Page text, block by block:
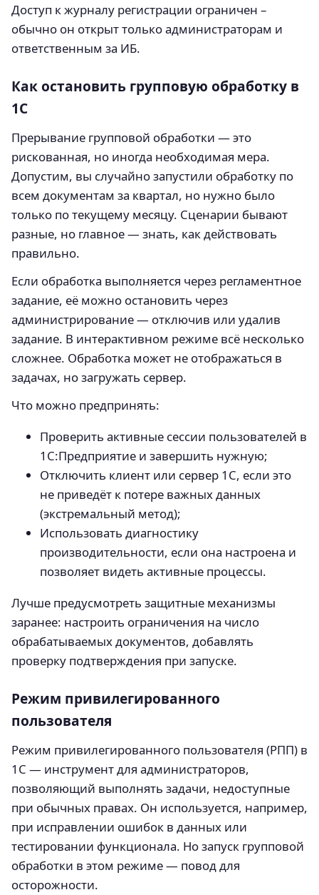
Доступ к журналу регистрации ограничен –
обычно он открыт только администраторам и
ответственным за ИБ.
Как остановить групповую обработку в
1С
Прерывание групповой обработки — это
рискованная, но иногда необходимая мера.
Допустим, вы случайно запустили обработку по
всем документам за квартал, но нужно было
только по текущему месяцу. Сценарии бывают
разные, но главное — знать, как действовать
правильно.
Если обработка выполняется через регламентное
задание, её можно остановить через
администрирование — отключив или удалив
задание. В интерактивном режиме всё несколько
сложнее. Обработка может не отображаться в
задачах, но загружать сервер.
Что можно предпринять:
Проверить активные сессии пользователей в
1С:Предприятие и завершить нужную;
Отключить клиент или сервер 1С, если это
не приведёт к потере важных данных
(экстремальный метод);
Использовать диагностику
производительности, если она настроена и
позволяет видеть активные процессы.
Лучше предусмотреть защитные механизмы
заранее: настроить ограничения на число
обрабатываемых документов, добавлять
проверку подтверждения при запуске.
Режим привилегированного
пользователя
Режим привилегированного пользователя (РПП) в
1С — инструмент для администраторов,
позволяющий выполнять задачи, недоступные
при обычных правах. Он используется, например,
при исправлении ошибок в данных или
тестировании функционала. Но запуск групповой
обработки в этом режиме — повод для
осторожности.